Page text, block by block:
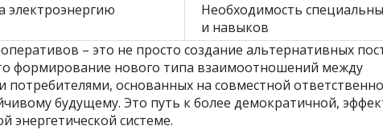
электроэнергию
Необходимость
и навыков
– это не просто создание альтернативных
формирование нового типа взаимоотношений между
потребителями, основанных на совместной
будущему. Это путь к более демократичной,
энергетической системе.